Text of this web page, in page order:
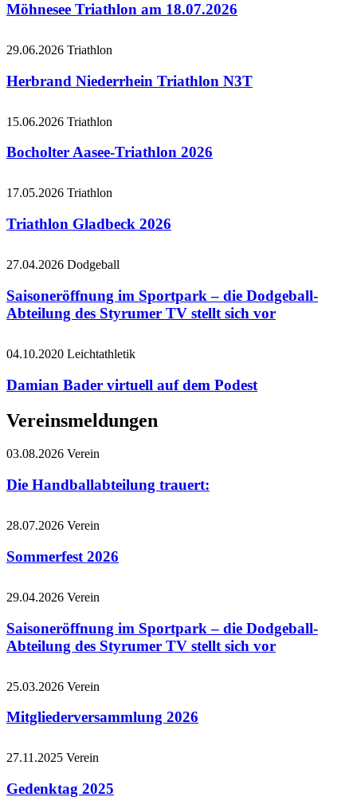
Möhnesee Triathlon am 18.07.2026
29.06.2026 Triathlon
Herbrand Niederrhein Triathlon N3T
15.06.2026 Triathlon
Bocholter Aasee-Triathlon 2026
17.05.2026 Triathlon
Triathlon Gladbeck 2026
27.04.2026 Dodgeball
Saisoneröffnung im Sportpark – die Dodgeball-
Abteilung des Styrumer TV stellt sich vor
04.10.2020 Leichtathletik
Damian Bader virtuell auf dem Podest
Vereinsmeldungen
03.08.2026 Verein
Die Handballabteilung trauert:
28.07.2026 Verein
Sommerfest 2026
29.04.2026 Verein
Saisoneröffnung im Sportpark – die Dodgeball-
Abteilung des Styrumer TV stellt sich vor
25.03.2026 Verein
Mitgliederversammlung 2026
27.11.2025 Verein
Gedenktag 2025